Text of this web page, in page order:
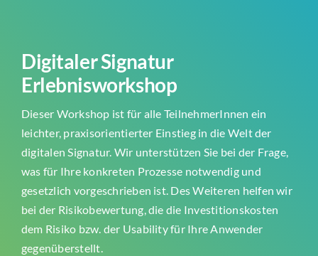
Digitaler Signatur
Erlebnisworkshop
Dieser Workshop ist für alle TeilnehmerInnen ein
leichter, praxisorientierter Einstieg in die Welt der
digitalen Signatur. Wir unterstützen Sie bei der Frage,
was für Ihre konkreten Prozesse notwendig und
gesetzlich vorgeschrieben ist. Des Weiteren helfen wir
bei der Risikobewertung, die die Investitionskosten
dem Risiko bzw. der Usability für Ihre Anwender
gegenüberstellt.